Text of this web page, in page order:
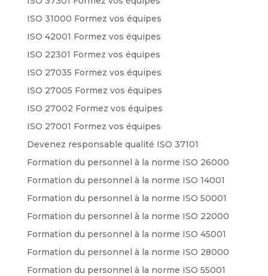
ISO 31000 Formez vos équipes
ISO 42001 Formez vos équipes
ISO 22301 Formez vos équipes
ISO 27035 Formez vos équipes
ISO 27005 Formez vos équipes
ISO 27002 Formez vos équipes
ISO 27001 Formez vos équipes
Devenez responsable qualité ISO 37101
Formation du personnel à la norme ISO 26000
Formation du personnel à la norme ISO 14001
Formation du personnel à la norme ISO 50001
Formation du personnel à la norme ISO 22000
Formation du personnel à la norme ISO 45001
Formation du personnel à la norme ISO 28000
Formation du personnel à la norme ISO 55001